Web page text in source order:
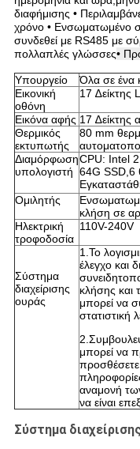
διαφήμισης •
χρόνο • Ενσωματωμένο
συνδεθεί με RS485 με
πολλαπλές γλώσσες•
Υπουργείο
Όλα σε ένα
Εικονική
οθόνη
17 ∆είκτης
Εικόνα αφής 17 ∆είκτης
Θερμικός
εκτυπωτής
80 mm
Διαμόρφωση
υπολογιστή
CPU: Intel
64G SSD,6
Ομιλητής
κλήση σε
Ηλεκτρική
τροφοδοσία
110V-240V
Σύστημα
διαχείρισης
ουράς
1.Το
έλεγχο και
κλήσης και
μπορεί να
στατιστική
μπορεί να
αναμονή
να είναι
Σύστημα